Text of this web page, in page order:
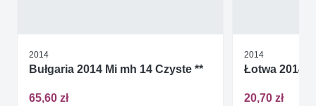
2014
Bułgaria 2014 Mi mh 14 Czyste **
65,60 zł
2014
Łotwa 2014
20,70 zł